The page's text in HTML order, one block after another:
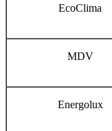
EcoClima
MDV
Energolux